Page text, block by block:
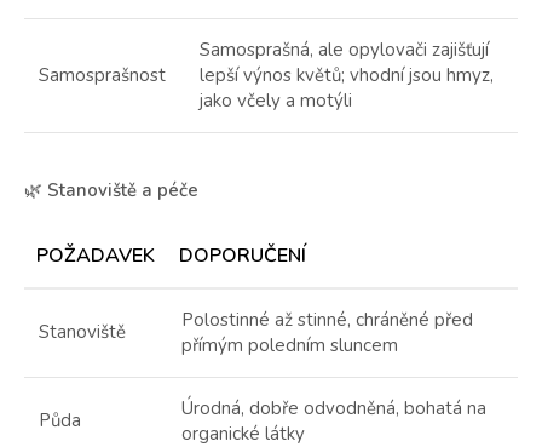
Samosprašnost
Samosprašná, ale opylovači zajišťují
lepší výnos květů; vhodní jsou hmyz,
jako včely a motýli
🌿 Stanoviště a péče
POŽADAVEK DOPORUČENÍ
Stanoviště
Polostinné až stinné, chráněné před
přímým poledním sluncem
Půda
Úrodná, dobře odvodněná, bohatá na
organické látky